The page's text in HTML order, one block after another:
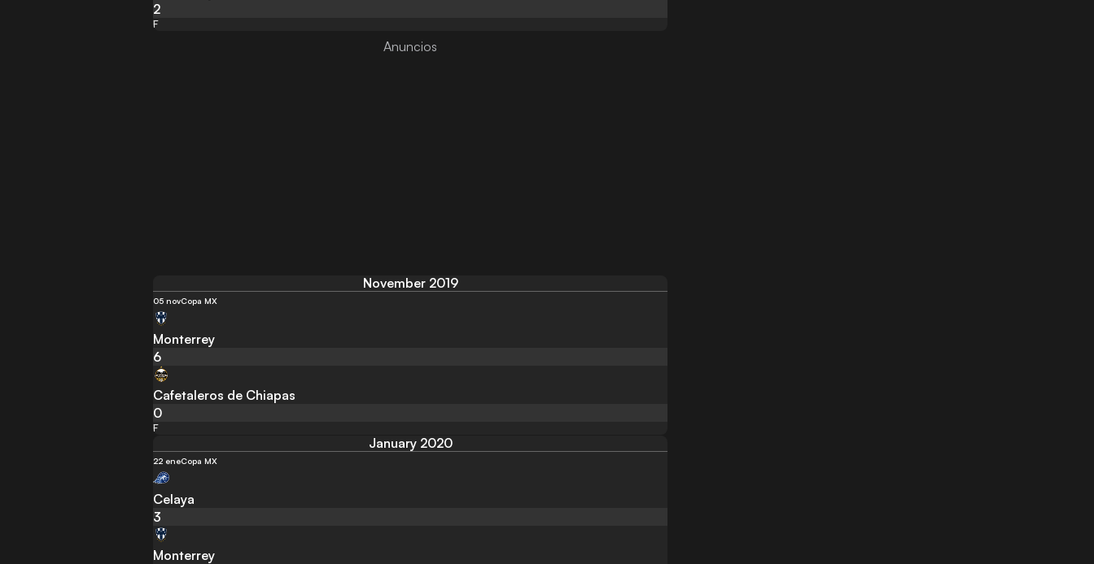
2
F
November 2019
05 novCopa MX
Monterrey
6
Cafetaleros de Chiapas
0
F
January 2020
22 eneCopa MX
Celaya
3
Monterrey